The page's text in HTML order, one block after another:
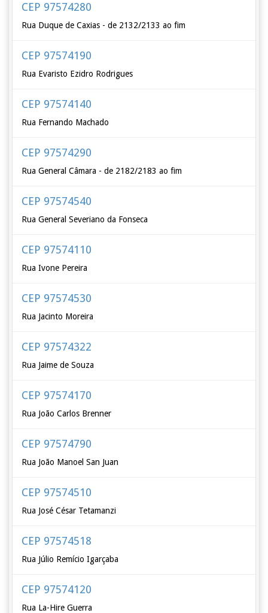
CEP 97574280
Rua Duque de Caxias - de 2132/2133 ao fim
CEP 97574190
Rua Evaristo Ezidro Rodrigues
CEP 97574140
Rua Fernando Machado
CEP 97574290
Rua General Câmara - de 2182/2183 ao fim
CEP 97574540
Rua General Severiano da Fonseca
CEP 97574110
Rua Ivone Pereira
CEP 97574530
Rua Jacinto Moreira
CEP 97574322
Rua Jaime de Souza
CEP 97574170
Rua João Carlos Brenner
CEP 97574790
Rua João Manoel San Juan
CEP 97574510
Rua José César Tetamanzi
CEP 97574518
Rua Júlio Remício Igarçaba
CEP 97574120
Rua La-Hire Guerra